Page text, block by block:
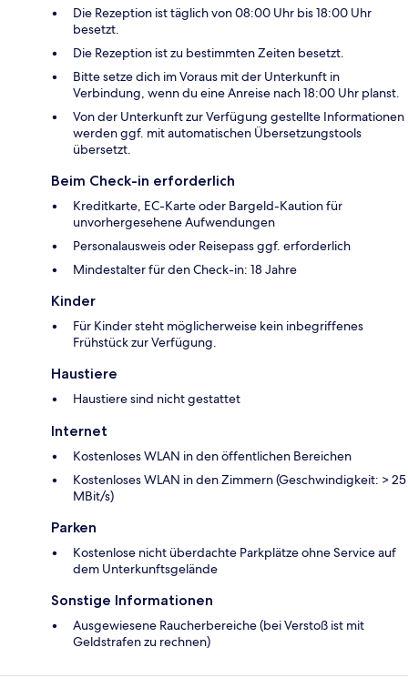
Die Rezeption ist täglich von 08:00 Uhr bis 18:00 Uhr
besetzt.
Die Rezeption ist zu bestimmten Zeiten besetzt.
Bitte setze dich im Voraus mit der Unterkunft in
Verbindung, wenn du eine Anreise nach 18:00 Uhr planst.
Von der Unterkunft zur Verfügung gestellte Informationen
werden ggf. mit automatischen Übersetzungstools
übersetzt.
Beim Check-in erforderlich
Kreditkarte, EC-Karte oder Bargeld-Kaution für
unvorhergesehene Aufwendungen
Personalausweis oder Reisepass ggf. erforderlich
Mindestalter für den Check-in: 18 Jahre
Kinder
Für Kinder steht möglicherweise kein inbegriffenes
Frühstück zur Verfügung.
Haustiere
Haustiere sind nicht gestattet
Internet
Kostenloses WLAN in den öffentlichen Bereichen
Kostenloses WLAN in den Zimmern (Geschwindigkeit: > 25
MBit/s)
Parken
Kostenlose nicht überdachte Parkplätze ohne Service auf
dem Unterkunftsgelände
Sonstige Informationen
Ausgewiesene Raucherbereiche (bei Verstoß ist mit
Geldstrafen zu rechnen)